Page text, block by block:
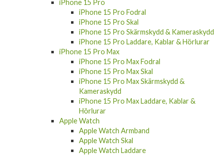
iPhone 15 Pro
iPhone 15 Pro Fodral
iPhone 15 Pro Skal
iPhone 15 Pro Skärmskydd & Kameraskydd
iPhone 15 Pro Laddare, Kablar & Hörlurar
iPhone 15 Pro Max
iPhone 15 Pro Max Fodral
iPhone 15 Pro Max Skal
iPhone 15 Pro Max Skärmskydd &
Kameraskydd
iPhone 15 Pro Max Laddare, Kablar &
Hörlurar
Apple Watch
Apple Watch Armband
Apple Watch Skal
Apple Watch Laddare